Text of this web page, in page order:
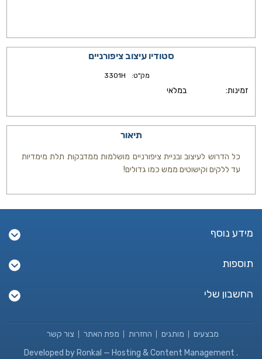
סטודיו עיצוב ציפורניים
מק"ט: 3301H
זמינות: במלאי
תיאור
כל הדרוש לעיצוב ובניית ציפורניים מושלמות ממדבקות תלת מימדיות
עד ללקים וקישוטים ממש כמו גדולים!
מידע נוסף
תוספות
החשבון שלי
מבצעים מותגים החזרות מפת האתר
צור קשר
Developed by Ronkal — Hosting & Content Management .